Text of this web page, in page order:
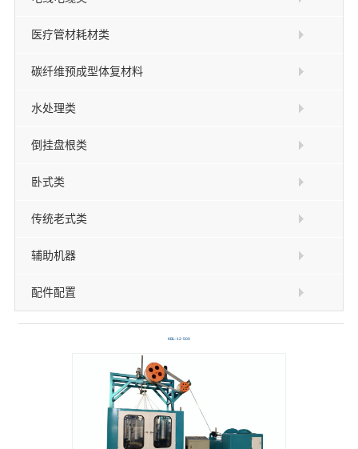
医疗管材耗材类
碳纤维预成型体复材料
水处理类
倒挂盘根类
卧式类
传统老式类
辅助机器
配件配置
KBL-12-500